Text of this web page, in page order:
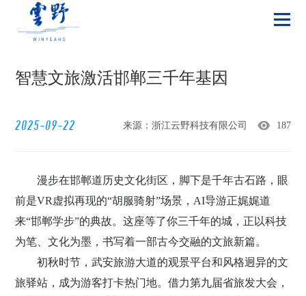
智慧文旅激活邯郸三千年基因
2025-09-22 来源：浙江云野科技有限公司 187
漫步在邯郸道历史文化街区，脚下是千年古石路，眼
前是VR 虚拟再现的“胡服骑射”场景， AI导游正娓娓道
来“邯郸学步”的典故。这座等了你三千年的城，正以科技
为笔、文化为墨，书写着一部古今交融的文旅新篇。
初秋时节，武安旅游大道的观景平台和风格迥异的文
旅驿站，成为游客打卡热门地。借力第九届省旅发大会，